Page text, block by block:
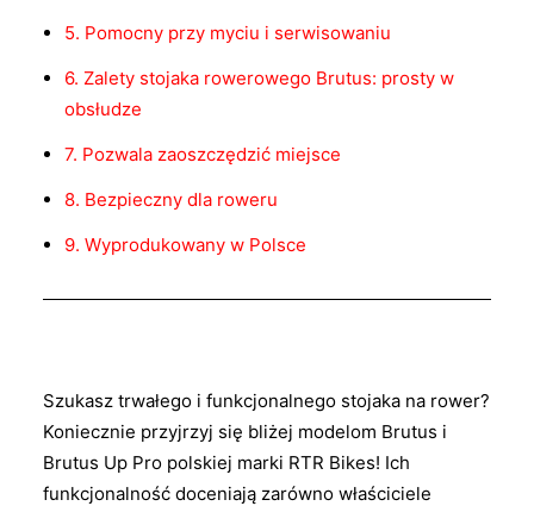
5. Pomocny przy myciu i serwisowaniu
6. Zalety stojaka rowerowego Brutus: prosty w
obsłudze
7. Pozwala zaoszczędzić miejsce
8. Bezpieczny dla roweru
9. Wyprodukowany w Polsce
Szukasz trwałego i funkcjonalnego stojaka na rower?
Koniecznie przyjrzyj się bliżej modelom Brutus i
Brutus Up Pro polskiej marki RTR Bikes! Ich
funkcjonalność doceniają zarówno właściciele